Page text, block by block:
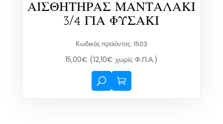
ΑΙΣΘΗΤΗΡΑΣ ΜΑΝΤΑΛΑΚΙ
3/4 ΓΙΑ ΦΥΣΑΚΙ
Κωδικός προϊόντος: 1503
15,00€ (12,10€ χωρίς Φ.Π.Α.)